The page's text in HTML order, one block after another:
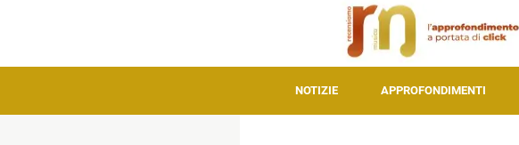
NOTIZIE APPROFONDIMENTI